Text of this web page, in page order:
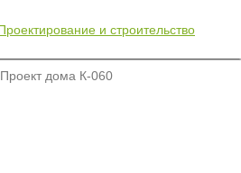
Проект дома К-060